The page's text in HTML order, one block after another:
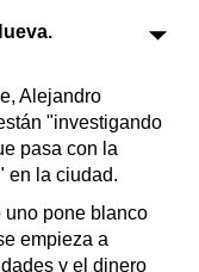
Alejandro
"investigando
pasa con la
en la ciudad.
pone blanco
empieza a
y el dinero